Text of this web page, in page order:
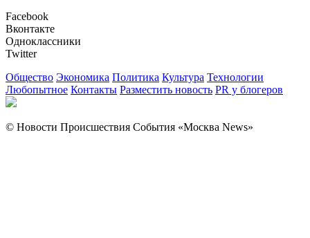
Facebook
Вконтакте
Одноклассники
Twitter
Общество Экономика Политика Культура Технологии
Любопытное Контакты Разместить новость PR у блогеров
© Новости Происшествия События «Москва News»